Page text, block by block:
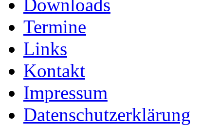
Downloads
Termine
Links
Kontakt
Impressum
Datenschutzerklärung